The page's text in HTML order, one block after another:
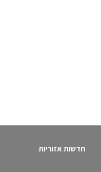
חדשות אזוריות